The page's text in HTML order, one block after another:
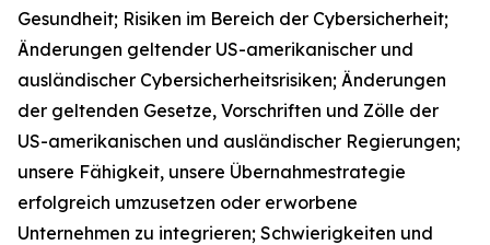
Gesundheit; Risiken im Bereich der Cybersicherheit;
Änderungen geltender US-amerikanischer und
ausländischer Cybersicherheitsrisiken; Änderungen
der geltenden Gesetze, Vorschriften und Zölle der
US-amerikanischen und ausländischer Regierungen;
unsere Fähigkeit, unsere Übernahmestrategie
erfolgreich umzusetzen oder erworbene
Unternehmen zu integrieren; Schwierigkeiten und